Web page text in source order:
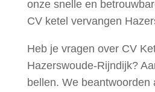
onze snelle en
CV ketel vervangen
Heb je vragen over CV
Hazerswoude-Rijndijk?
bellen. We beantwoorden